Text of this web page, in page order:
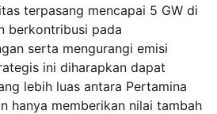
terpasang mencapai 5 GW di
berkontribusi pada
serta mengurangi emisi
ini diharapkan dapat
lebih luas antara Pertamina
hanya memberikan nilai tambah